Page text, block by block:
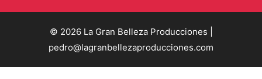
© 2026 La Gran Belleza Producciones |
pedro@lagranbellezaproducciones.com